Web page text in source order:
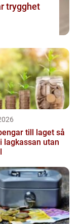
trygghet
till laget så
lagkassan utan